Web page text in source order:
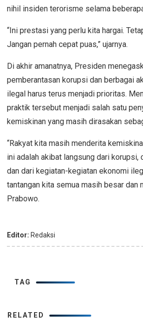
nihil insiden terorisme selama
“Ini prestasi yang perlu kita hargai.
Jangan pernah cepat puas,” ujarnya.
Di akhir amanatnya, Presiden
pemberantasan korupsi dan berbagai
ilegal harus terus menjadi prioritas.
praktik tersebut menjadi salah satu
kemiskinan yang masih dirasakan
“Rakyat kita masih menderita
ini adalah akibat langsung dari korupsi,
dan dari kegiatan-kegiatan ekonomi
tantangan kita semua masih besar dan
Prabowo.
Editor: Redaksi
TAG
RELATED